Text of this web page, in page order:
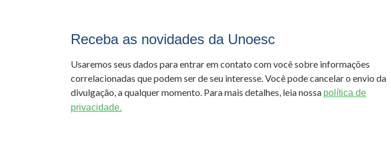
Receba as novidades da Unoesc
Usaremos seus dados para entrar em contato com você sobre informações
correlacionadas que podem ser de seu interesse. Você pode cancelar o envio da
divulgação, a qualquer momento. Para mais detalhes, leia nossa política de
privacidade.